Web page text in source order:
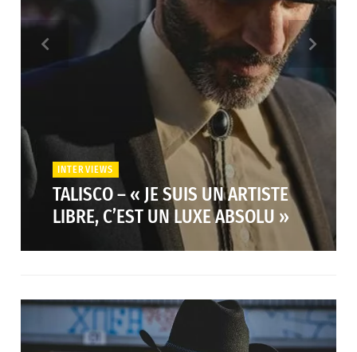
INTERVIEWS
TALISCO – « JE SUIS UN ARTISTE
LIBRE, C’EST UN LUXE ABSOLU »